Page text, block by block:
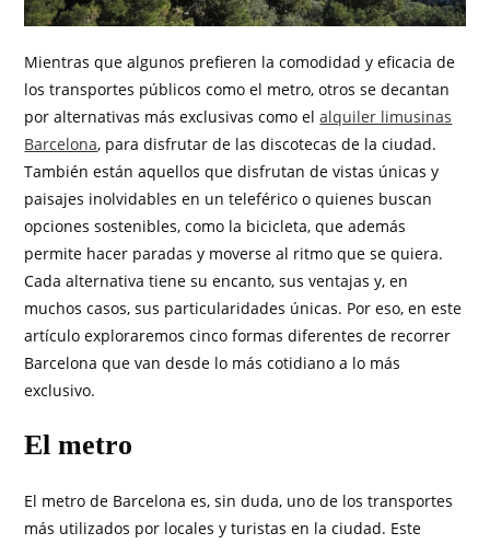
Mientras que algunos prefieren la comodidad y eficacia de
los transportes públicos como el metro, otros se decantan
por alternativas más exclusivas como elalquiler limusinas
Barcelona, para disfrutar de las discotecas de la ciudad.
También están aquellos que disfrutan de vistas únicas y
paisajes inolvidables en un teleférico o quienes buscan
opciones sostenibles, como la bicicleta, que además
permite hacer paradas y moverse al ritmo que se quiera.
Cada alternativa tiene su encanto, sus ventajas y, en
muchos casos, sus particularidades únicas. Por eso, en este
artículo exploraremos cinco formas diferentes de recorrer
Barcelona que van desde lo más cotidiano a lo más
exclusivo.
El metro
El metro de Barcelona es, sin duda, uno de los transportes
más utilizados por locales y turistas en la ciudad. Este